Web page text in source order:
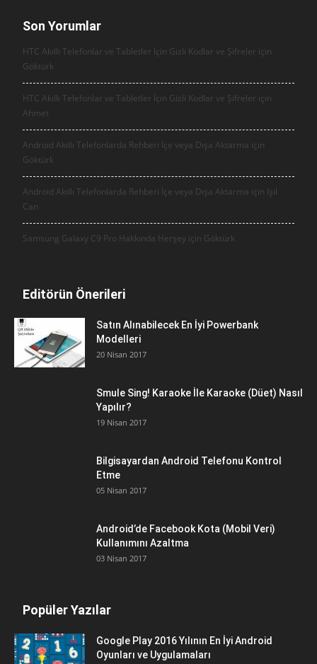
Son Yorumlar
HTC Akıllı Telefonlar ve Tabletler İçin Gizli Kodlar ve Şifreler için
Göktürk
HTC Akıllı Telefonlar ve Tabletler İçin Gizli Kodlar ve Şifreler için
Ahmet
Android Akıllı Telefonlarda Rehberi İçe veya Dışa Aktarma için
Göktürk
Android Akıllı Telefonlarda Rehberi İçe veya Dışa Aktarma için Işıl
Can
Samsung Galaxy C9 Pro Hakkında Herşey için Göktürk
Editörün Önerileri
Satın Alınabilecek En İyi Powerbank
Modelleri
20 Nisan 2017
Smule Sing! Karaoke İle Karaoke (Düet) Nasıl
Yapılır?
19 Nisan 2017
Bilgisayardan Android Telefonu Kontrol
Etme
05 Nisan 2017
Android’de Facebook Kota (Mobil Veri)
Kullanımını Azaltma
03 Nisan 2017
Popüler Yazılar
Google Play 2016 Yılının En İyi Android
Oyunları ve Uygulamaları